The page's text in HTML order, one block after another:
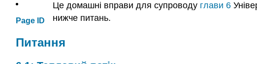
Page ID
Це домашні вправи для супроводу глави 6
нижче питань.
Питання